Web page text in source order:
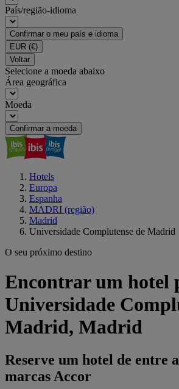
País/região-idioma
Confirmar o meu país e idioma
EUR (€)
Voltar
Selecione a moeda abaixo
Área geográfica
Moeda
Confirmar a moeda
Hotels
Europa
Espanha
MADRI (região)
Madrid
Universidade Complutense de Madrid
O seu próximo destino
Encontrar um hotel
Universidade
Madrid, Madrid
Reserve um hotel de entre
marcas Accor